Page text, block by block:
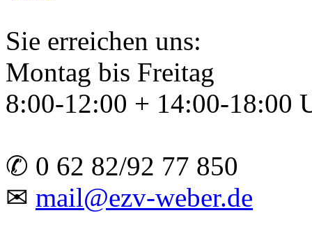
Sie erreichen uns:
Montag bis Freitag
8:00-12:00 + 14:00-18:00
✆ 0 62 82/92 77 850
✉ mail@ezv-weber.de